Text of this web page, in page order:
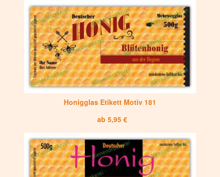
Honigglas Etikett Motiv 181
ab 5,95 €